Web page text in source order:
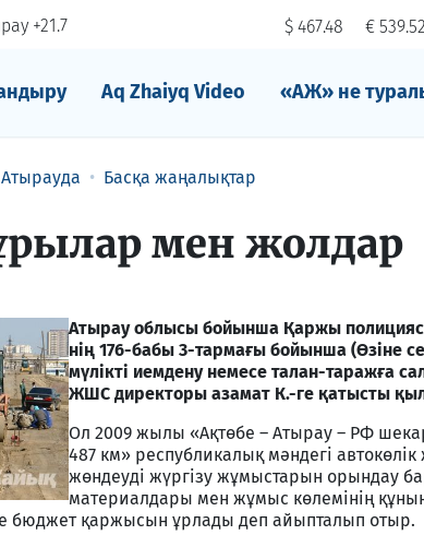
+21.7 $ 467.48 € 539.52
Aq Zhaiyq Video «АЖ» не
Атырауда Басқа жаңалықтар
мен жолдар
Атырау облысы бойынша Қаржы
нің 176-бабы 3-тармағы бойынша (Өзіне
мүлікті иемдену немесе талан-таражға
ЖШС директоры азамат К.-ге қатысты
Ол 2009 жылы «Ақтөбе – Атырау – РФ
487 км» республикалық мәндегі автокөлік
жөндеуді жүргізу жұмыстарын орындау
материалдары мен жұмыс көлемінің
бюджет қаржысын ұрлады деп айыпталып отыр.